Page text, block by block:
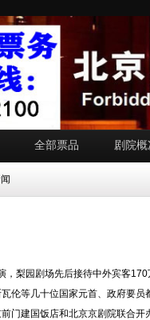
全部票品 剧院概
，梨园剧场先后接待中外宾客
伦等几十位国家元首、政府要
门建国饭店和北京京剧院联合开